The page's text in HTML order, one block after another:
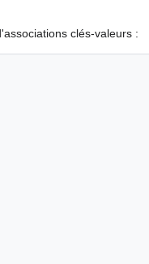
clés-valeurs :